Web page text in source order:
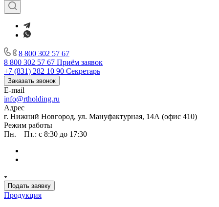
8 800 302 57 67
8 800 302 57 67 Приём заявок
+7 (831) 282 10 90 Секретарь
Заказать звонок
E-mail
info@rtholding.ru
Адрес
г. Нижний Новгород, ул. Мануфактурная, 14А (офис 410)
Режим работы
Пн. – Пт.: с 8:30 до 17:30
Подать заявку
Продукция